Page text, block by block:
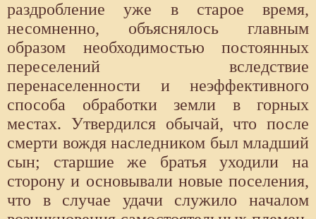
раздробление уже в старое время,
несомненно, объяснялось главным
образом необходимостью постоянных
переселений вследствие
перенаселенности и неэффективного
способа обработки земли в горных
местах. Утвердился обычай, что после
смерти вождя наследником был младший
сын; старшие же братья уходили на
сторону и основывали новые поселения,
что в случае удачи служило началом